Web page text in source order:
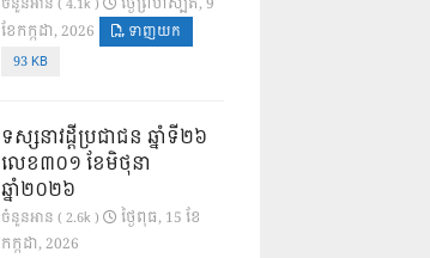
ខែ​កក្កដា, 2026
ទាញយក
93 KB
ទស្សនាវដ្ដីប្រជាជន ឆ្នាំទី២៦
លេខ៣០១ ខែមិថុនា
ឆ្នាំ២០២៦
ចំនួនអាន ( 2.6k )
ថ្ងៃ​ពុធ, 15 ខែ​
កក្កដា, 2026